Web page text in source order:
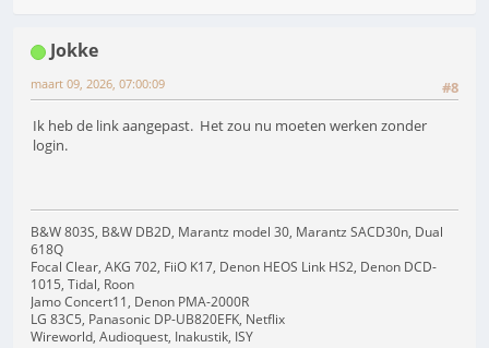
Jokke
#8
maart 09, 2026, 07:00:09
Ik heb de link aangepast. Het zou nu moeten werken zonder
login.
B&W 803S, B&W DB2D, Marantz model 30, Marantz SACD30n, Dual
618Q
Focal Clear, AKG 702, FiiO K17, Denon HEOS Link HS2, Denon DCD-
1015, Tidal, Roon
Jamo Concert11, Denon PMA-2000R
LG 83C5, Panasonic DP-UB820EFK, Netflix
Wireworld, Audioquest, Inakustik, ISY